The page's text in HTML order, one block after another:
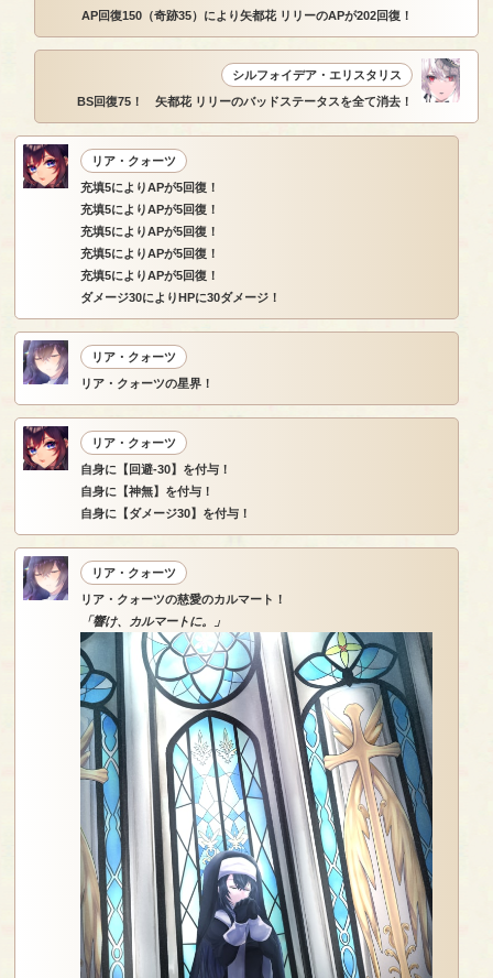
AP回復150（奇跡35）により矢都花 リリーのAPが202回復！
シルフォイデア・エリスタリス
BS回復75！ 矢都花 リリーのバッドステータスを全て消去！
リア・クォーツ
充填5によりAPが5回復！
充填5によりAPが5回復！
充填5によりAPが5回復！
充填5によりAPが5回復！
充填5によりAPが5回復！
ダメージ30によりHPに30ダメージ！
リア・クォーツ
リア・クォーツの星界！
リア・クォーツ
自身に【回避-30】を付与！
自身に【神無】を付与！
自身に【ダメージ30】を付与！
リア・クォーツ
リア・クォーツの慈愛のカルマート！
「響け、カルマートに。」